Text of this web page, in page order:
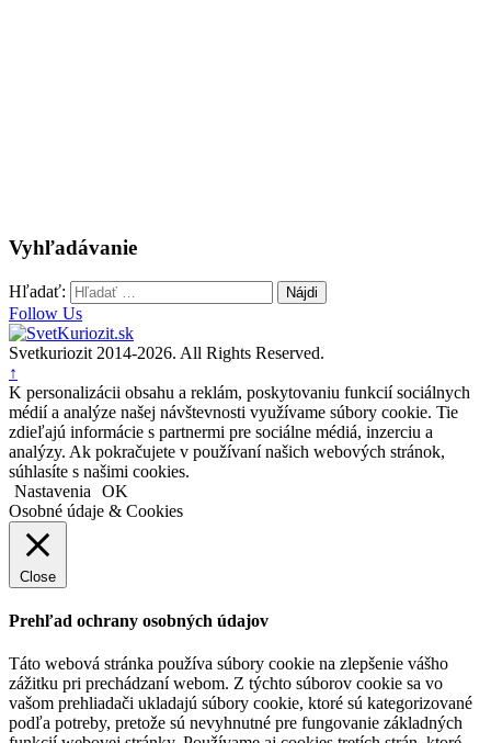
Vyhľadávanie
Hľadať:
Follow Us
Svetkuriozit 2014-2026. All Rights Reserved.
↑
K personalizácii obsahu a reklám, poskytovaniu funkcií sociálnych
médií a analýze našej návštevnosti využívame súbory cookie. Tie
zdieľajú informácie s partnermi pre sociálne médiá, inzerciu a
analýzy. Ak pokračujete v používaní našich webových stránok,
súhlasíte s našimi cookies.
Nastavenia
OK
Osobné údaje & Cookies
Close
Prehľad ochrany osobných údajov
Táto webová stránka používa súbory cookie na zlepšenie vášho
zážitku pri prechádzaní webom. Z týchto súborov cookie sa vo
vašom prehliadači ukladajú súbory cookie, ktoré sú kategorizované
podľa potreby, pretože sú nevyhnutné pre fungovanie základných